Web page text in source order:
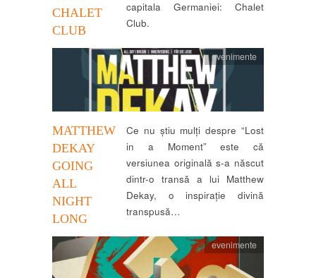
CHALET
CLUB
capitala Germaniei: Chalet
Club.
MATTHEW
DEKAY
GOING
ALL
NIGHT
LONG
evenimente
Ce nu știu mulți despre “Lost
in a Moment” este că
versiunea originală s-a născut
dintr-o transă a lui Matthew
Dekay, o inspirație divină
transpusă…
evenimente